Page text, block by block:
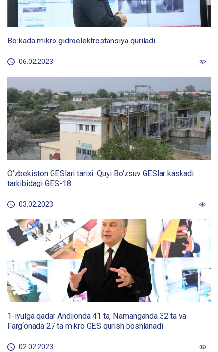
Boʻkada mikro gidroelektrostansiya quriladi
06.02.2023
O‘zbekiston GESlari tarixi: Quyi Bo‘zsuv GESlar kaskadi
tarkibidagi GES-18
03.02.2023
1-iyulga qadar Andijonda 41 ta, Namanganda 32 ta va
Farg‘onada 27 ta mikro GES qurish boshlanadi
02.02.2023